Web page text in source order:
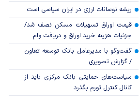
ریشه نوسانات ارزی در ایران سیاسی است
قیمت اوراق تسهیلات مسکن نصف شد/
جزئیات هزینه خرید اوراق و دریافت وام
گفت‌وگو با مدیرعامل بانک توسعه تعاون
/ گزارش تصویری
سیاست‌های حمایتی بانک مرکزی باید از
کانال کنترل تورم بگذرد